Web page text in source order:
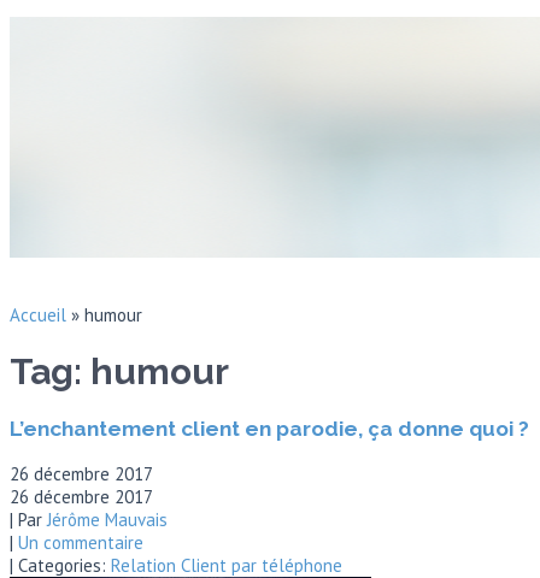
Accueil » humour
Tag: humour
L’enchantement client en parodie, ça donne quoi ?
26 décembre 2017
26 décembre 2017
| Par Jérôme Mauvais
| Un commentaire
| Categories: Relation Client par téléphone